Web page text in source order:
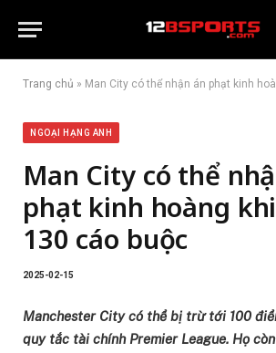
Trang chủ » Man City có thể nhận án phạt kinh hoàng
NGOẠI HẠNG ANH
Man City có thể
phạt kinh hoàng
130 cáo buộc
2025-02-15
Manchester City có thể bị trừ tới 100
quy tắc tài chính Premier League. Họ